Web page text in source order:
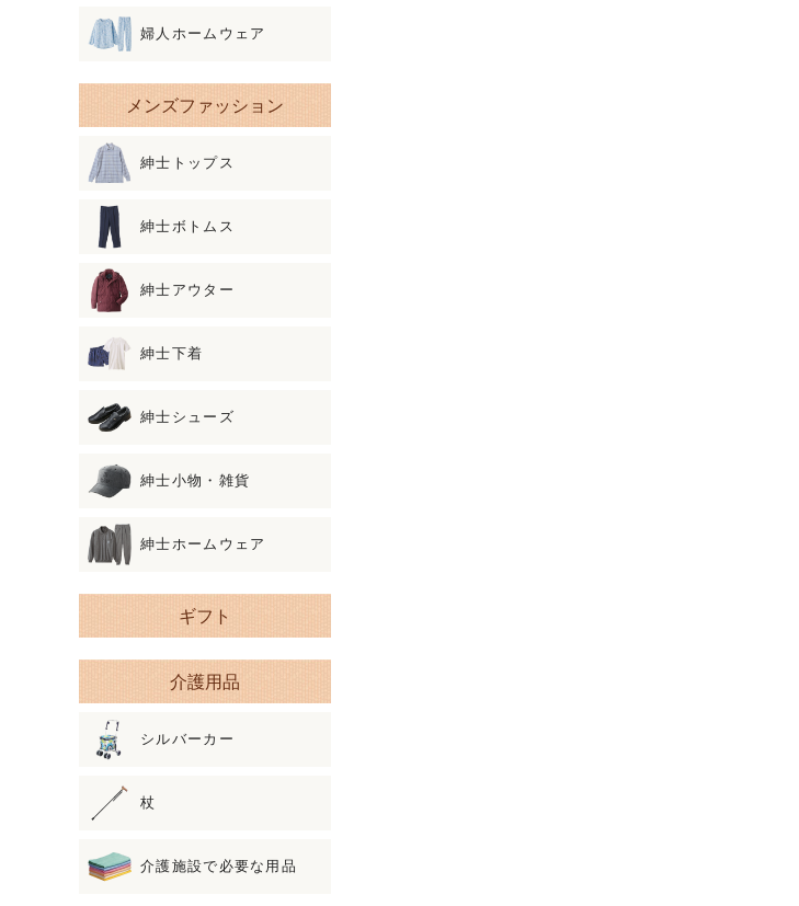
婦人ホームウェア
メンズファッション
紳士トップス
紳士ボトムス
紳士アウター
紳士下着
紳士シューズ
紳士小物・雑貨
紳士ホームウェア
ギフト
介護用品
シルバーカー
杖
介護施設で必要な用品